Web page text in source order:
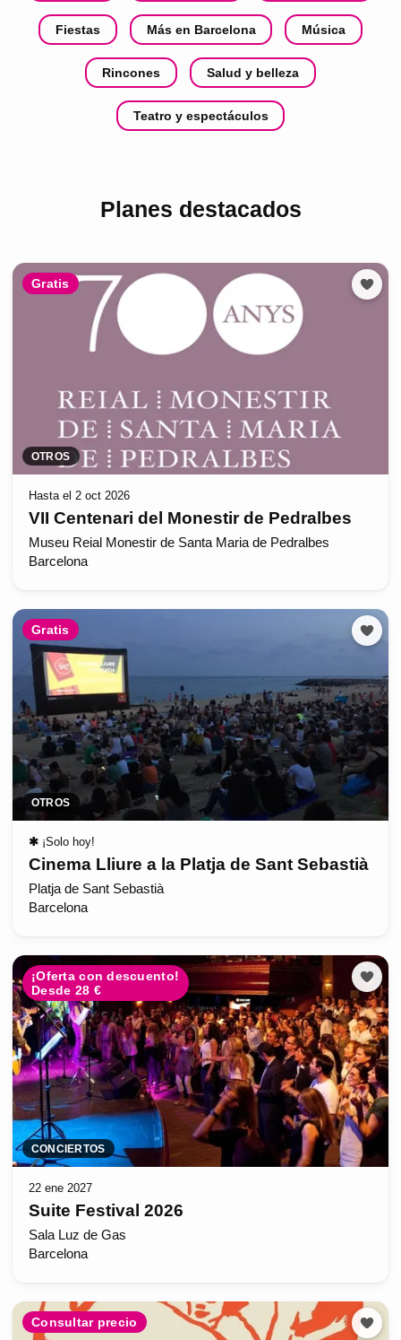
Fiestas Más en Barcelona Música
Rincones Salud y belleza
Teatro y espectáculos
Planes destacados
Gratis
OTROS
Hasta el 2 oct 2026
VII Centenari del Monestir de Pedralbes
Museu Reial Monestir de Santa Maria de Pedralbes
Barcelona
Gratis
OTROS
✱ ¡Solo hoy!
Cinema Lliure a la Platja de Sant Sebastià
Platja de Sant Sebastià
Barcelona
¡Oferta con descuento!
Desde 28 €
CONCIERTOS
22 ene 2027
Suite Festival 2026
Sala Luz de Gas
Barcelona
Consultar precio